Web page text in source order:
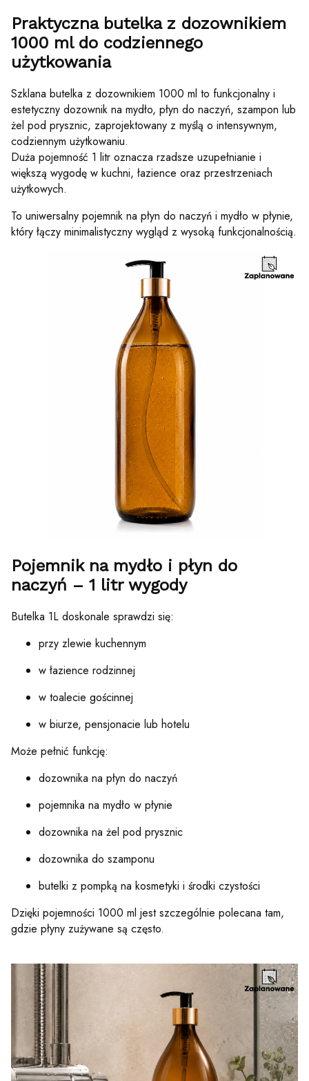
Praktyczna butelka z dozownikiem
1000 ml do codziennego
użytkowania
Szklana butelka z dozownikiem 1000 ml to funkcjonalny i
estetyczny dozownik na mydło, płyn do naczyń, szampon lub
żel pod prysznic, zaprojektowany z myślą o intensywnym,
codziennym użytkowaniu.
Duża pojemność 1 litr oznacza rzadsze uzupełnianie i
większą wygodę w kuchni, łazience oraz przestrzeniach
użytkowych.
To uniwersalny pojemnik na płyn do naczyń i mydło w płynie,
który łączy minimalistyczny wygląd z wysoką funkcjonalnością.
Pojemnik na mydło i płyn do
naczyń – 1 litr wygody
Butelka 1L doskonale sprawdzi się:
przy zlewie kuchennym
w łazience rodzinnej
w toalecie gościnnej
w biurze, pensjonacie lub hotelu
Może pełnić funkcję:
dozownika na płyn do naczyń
pojemnika na mydło w płynie
dozownika na żel pod prysznic
dozownika do szamponu
butelki z pompką na kosmetyki i środki czystości
Dzięki pojemności 1000 ml jest szczególnie polecana tam,
gdzie płyny zużywane są często.